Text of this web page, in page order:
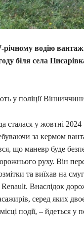
річному водію
біля села
у поліції
сталася у жовтні
за кермом
що маневр буде
руху. Він
та виїхав на
Внаслідок
серед яких
події, – йдеться у